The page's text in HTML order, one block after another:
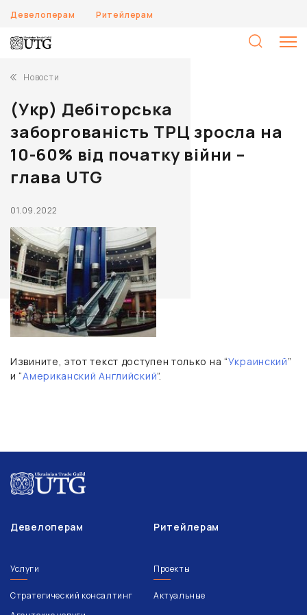
Девелоперам Ритейлерам
Новости
(Укр) Дебіторська
заборгованість ТРЦ зросла на
10-60% від початку війни –
глава UTG
01.09.2022
Извините, этот текст доступен только на “Украинский”
и “Американский Английский”.
Девелоперам Ритейлерам
Услуги
Стратегический консалтинг
Проекты
Актуальные